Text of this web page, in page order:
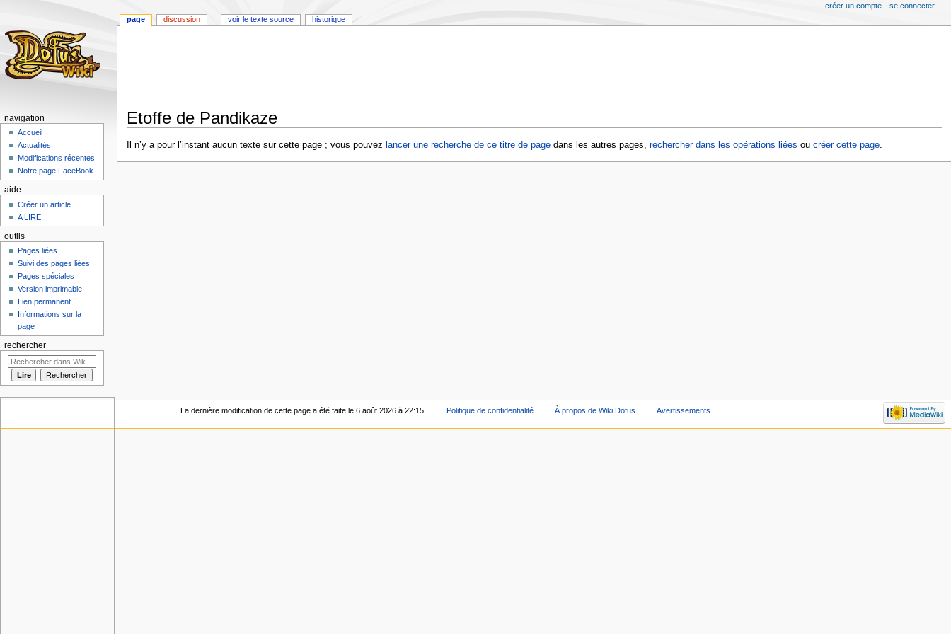
Etoffe de Pandikaze
Aller
Aller
Il n’y a pour l’instant aucun texte sur cette page ; vous pouvez lancer une recherche de ce titre de pagedans les autres pages, rechercher dans les opérations liées ou créer cette page.
page discussion voir le texte source historique
créer un compte se connecter
navigation
Accueil
Actualités
Modifications récentes
Notre page FaceBook
aide
Créer un article
A LIRE
outils
Pages liées
Suivi des pages liées
Pages spéciales
Version imprimable
Lien permanent
Informations sur la
page
rechercher
La dernière modification de cette page a été faite le 6 août 2026 à 22:15. Politique de confidentialité À propos de Wiki Dofus Avertissements